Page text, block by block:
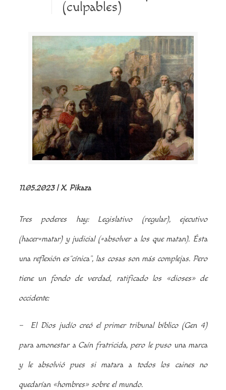
(culpables)
11.05.2023| X. Pikaza
Tres poderes hay: Legislativo (regular), ejecutivo
(hacer=matar) y judicial (=absolver a los que matan). Ésta
una reflexión es“cínica”, las cosas son más complejas. Pero
tiene un fondo de verdad, ratificado los «dioses» de
occidente:
– El Dios judío creó el primer tribunal bíblico (Gen 4)
para amonestar a Caín fratricida, pero le puso una marca
y le absolvió pues si matara a todos los caines no
quedarían «hombres» sobre el mundo.